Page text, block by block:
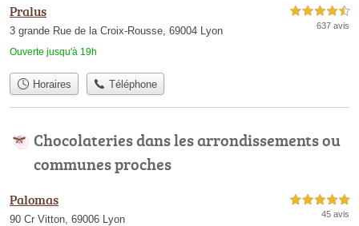
Pralus
3 grande Rue de la Croix-Rousse, 69004 Lyon
Ouverte jusqu'à 19h
4,5 étoiles sur 5
637 avis
Horaires Téléphone
Chocolateries dans les arrondissements ou
communes proches
Palomas
90 Cr Vitton, 69006 Lyon
5,0 étoiles sur 5
45 avis